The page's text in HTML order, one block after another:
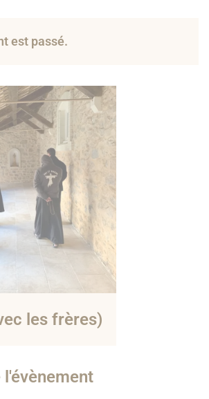
est passé.
les frères)